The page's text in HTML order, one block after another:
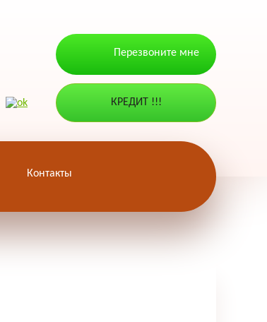
Перезвоните мне
КРЕДИТ !!!
Контакты